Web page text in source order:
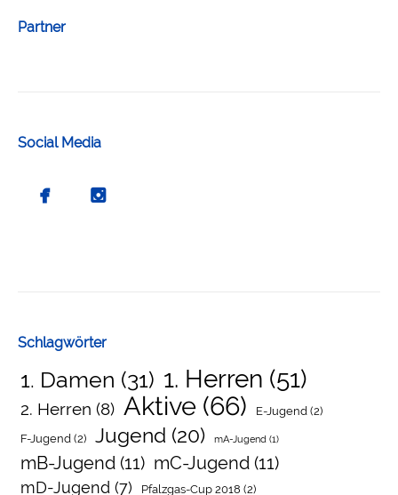
Partner
Social Media
Schlagwörter
1. Damen (31) 1. Herren (51)
2. Herren (8) Aktive (66) E-Jugend (2)
F-Jugend (2) Jugend (20) mA-Jugend (1)
mB-Jugend (11) mC-Jugend (11)
mD-Jugend (7) Pfalzgas-Cup 2018 (2)